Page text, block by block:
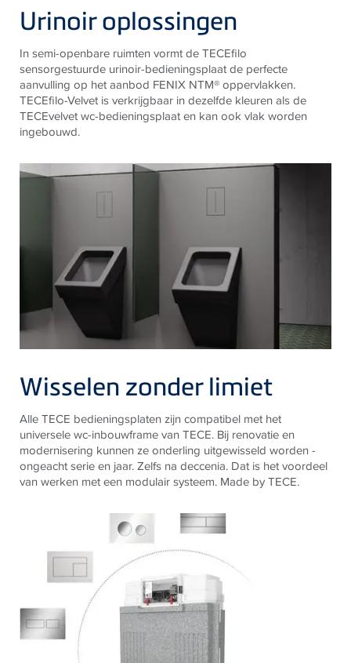
Urinoir oplossingen
In semi-openbare ruimten vormt de TECEfilo
sensorgestuurde urinoir-bedieningsplaat de perfecte
aanvulling op het aanbod FENIX NTM® oppervlakken.
TECEfilo-Velvet is verkrijgbaar in dezelfde kleuren als de
TECEvelvet wc-bedieningsplaat en kan ook vlak worden
ingebouwd.
Wisselen zonder limiet
Alle TECE bedieningsplaten zijn compatibel met het
universele wc-inbouwframe van TECE. Bij renovatie en
modernisering kunnen ze onderling uitgewisseld worden -
ongeacht serie en jaar. Zelfs na deccenia. Dat is het voordeel
van werken met een modulair systeem. Made by TECE.